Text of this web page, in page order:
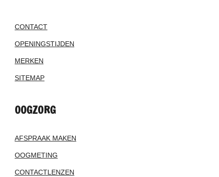
CONTACT
OPENINGSTIJDEN
MERKEN
SITEMAP
OOGZORG
AFSPRAAK MAKEN
OOGMETING
CONTACTLENZEN